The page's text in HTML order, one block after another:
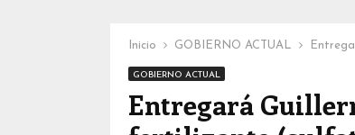
Inicio GOBIERNO ACTUAL
GOBIERNO ACTUAL
Entregará